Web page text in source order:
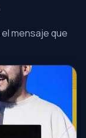
mensaje que